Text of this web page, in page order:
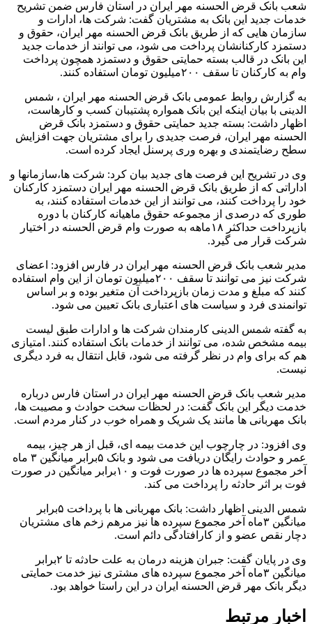
شعب بانک قرض الحسنه مهر ایران در استان فارس ضمن تشریح
خدمات جدید این بانک به مشتریان گفت: شرکت ها، ادارات و
سازمان هایی که از طریق بانک قرض الحسنه مهر ایران، حقوق و
دستمزد کارکنانشان پرداخت می شود، می توانند از خدمات جدید
این بانک در قالب بسته حمایتی حقوق و دستمزد همچون پرداخت
وام به کارکنان تا سقف ۲۰۰میلیون تومان استفاده کنند.
به گزارش روابط عمومی بانک قرض الحسنه مهر ایران ، شمس
الدینی با بیان اینکه این بانک همواره پشتیبان کسب و کارهاست،
اظهار داشت: بسته جدید حمایتی حقوق و دستمزد بانک قرض
الحسنه مهر ایران، فرصت جدیدی را برای مشتریان جهت افزایش
سطح رضایتمندی و بهره وری پرسنل ایجاد کرده است.
وی در تشریح این فرصت های جدید بیان کرد: شرکت ها،سازمانها و
اداراتی که از طریق بانک قرض الحسنه مهر ایران دستمزد کارکنان
خود را پرداخت کنند، می توانند از این خدمات استفاده کنند، به
طوری که درصدی از مجموعه حقوق ماهیانه کارکنان با دوره
بازپرداخت حداکثر ۱۸ماهه به صورت وام قرض الحسنه در اختیار
شرکت قرار می گیرد.
مدیر شعب بانک قرض الحسنه مهر ایران در فارس افزود: اعضای
شرکت نیز می توانند تا سقف ۲۰۰میلیون تومان از این وام استفاده
کنند که مبلغ و مدت زمان بازپرداخت آن متغیر بوده و بر اساس
توانمندی فرد و سیاست های اعتباری بانک تعیین می شود.
به گفته شمس الدینی کارمندان شرکت ها و ادارات طبق لیست
بیمه مشخص شده، می توانند از خدمات بانک استفاده کنند. امتیازی
هم که برای وام در نظر گرفته می شود، قابل انتقال به فرد دیگری
نیست.
مدیر شعب بانک قرض الحسنه مهر ایران در استان فارس درباره
خدمت دیگر این بانک گفت: در لحظات سخت حوادث و مصیبت ها،
بانک مهربانی ها مانند یک شریک و همراه خوب در کنار مردم است.
وی افزود: در چارچوب این خدمت بیمه ای، قبل از هر چیز، بیمه
عمر و حوادث رایگان دریافت می شود و بانک ۵برابر میانگین ۳ ماه
آخر مجموع سپرده ها در صورت فوت و ۱۰برابر میانگین در صورت
فوت بر اثر حادثه را پرداخت می کند.
شمس الدینی اظهار داشت: بانک مهربانی ها با پرداخت ۵برابر
میانگین ۳ماه آخر مجموع سپرده ها نیز مرهم زخم های مشتریان
دچار نقص عضو و از کارافتادگی دائم است.
وی در پایان گفت: جبران هزینه درمان به علت حادثه تا ۲برابر
میانگین ۳ماه آخر مجموع سپرده های مشتری نیز خدمت حمایتی
دیگر بانک مهر قرض الحسنه ایران در این راستا خواهد بود.
اخبار مرتبط